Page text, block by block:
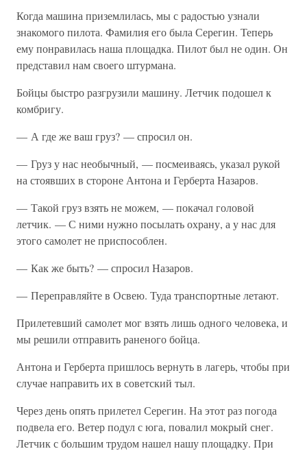
Когда машина приземлилась, мы с радостью узнали
знакомого пилота. Фамилия его была Серегин. Теперь
ему понравилась наша площадка. Пилот был не один. Он
представил нам своего штурмана.
Бойцы быстро разгрузили машину. Летчик подошел к
комбригу.
— А где же ваш груз? — спросил он.
— Груз у нас необычный, — посмеиваясь, указал рукой
на стоявших в стороне Антона и Герберта Назаров.
— Такой груз взять не можем, — покачал головой
летчик. — С ними нужно посылать охрану, а у нас для
этого самолет не приспособлен.
— Как же быть? — спросил Назаров.
— Переправляйте в Освею. Туда транспортные летают.
Прилетевший самолет мог взять лишь одного человека, и
мы решили отправить раненого бойца.
Антона и Герберта пришлось вернуть в лагерь, чтобы при
случае направить их в советский тыл.
Через день опять прилетел Серегин. На этот раз погода
подвела его. Ветер подул с юга, повалил мокрый снег.
Летчик с большим трудом нашел нашу площадку. При